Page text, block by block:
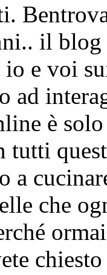
il
e voi
ad
è
tutti
a
che